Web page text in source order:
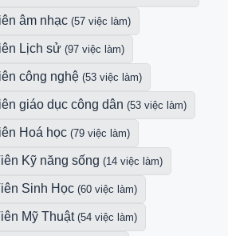
âm nhạc (57 việc làm)
Lịch sử (97 việc làm)
công nghệ (53 việc làm)
giáo dục công dân (53 việc làm)
Hoá học (79 việc làm)
Kỹ năng sống (14 việc làm)
Sinh Học (60 việc làm)
Mỹ Thuật (54 việc làm)